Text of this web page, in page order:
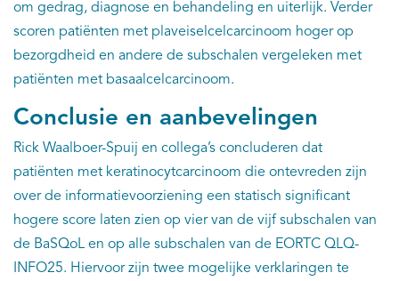
om gedrag, diagnose en behandeling en uiterlijk. Verder
scoren patiënten met plaveiselcelcarcinoom hoger op
bezorgdheid en andere de subschalen vergeleken met
patiënten met basaalcelcarcinoom.
Conclusie en aanbevelingen
Rick Waalboer-Spuij en collega’s concluderen dat
patiënten met keratinocytcarcinoom die ontevreden zijn
over de informatievoorziening een statisch significant
hogere score laten zien op vier van de vijf subschalen van
de BaSQoL en op alle subschalen van de EORTC QLQ-
INFO25. Hiervoor zijn twee mogelijke verklaringen te